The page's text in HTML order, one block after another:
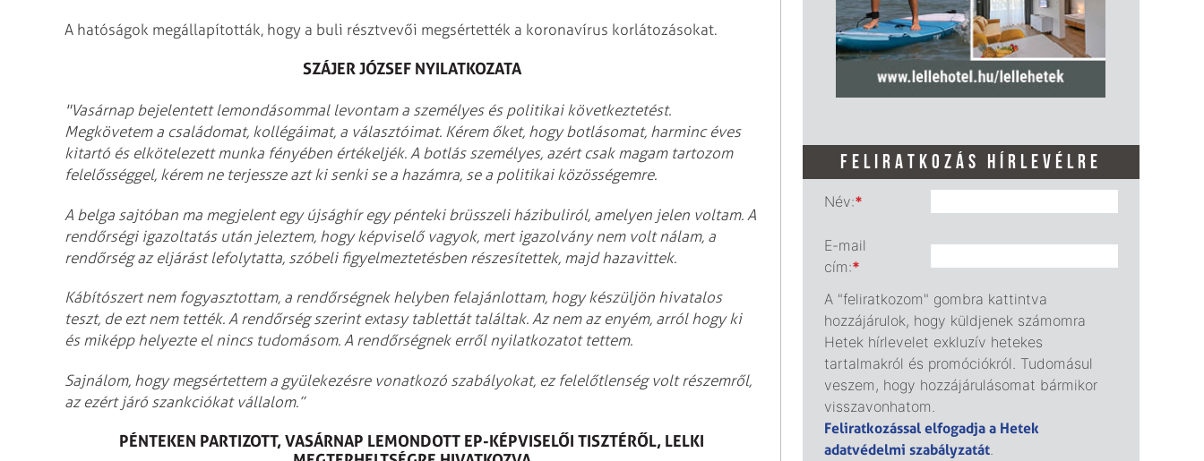
A hatóságok megállapították, hogy a buli résztvevői megsértették a koronavírus korlátozásokat.
SZÁJER JÓZSEF NYILATKOZATA
"Vasárnap bejelentett lemondásommal levontam a személyes és politikai következtetést.
Megkövetem a családomat, kollégáimat, a választóimat. Kérem őket, hogy botlásomat, harminc éves
kitartó és elkötelezett munka fényében értékeljék. A botlás személyes, azért csak magam tartozom
felelősséggel, kérem ne terjessze azt ki senki se a hazámra, se a politikai közösségemre.
A belga sajtóban ma megjelent egy újsághír egy pénteki brüsszeli házibuliról, amelyen jelen voltam. A
rendőrségi igazoltatás után jeleztem, hogy képviselő vagyok, mert igazolvány nem volt nálam, a
rendőrség az eljárást lefolytatta, szóbeli figyelmeztetésben részesítettek, majd hazavittek.
Kábítószert nem fogyasztottam, a rendőrségnek helyben felajánlottam, hogy készüljön hivatalos
teszt, de ezt nem tették. A rendőrség szerint extasy tablettát találtak. Az nem az enyém, arról hogy ki
és miképp helyezte el nincs tudomásom. A rendőrségnek erről nyilatkozatot tettem.
Sajnálom, hogy megsértettem a gyülekezésre vonatkozó szabályokat, ez felelőtlenség volt részemről,
az ezért járó szankciókat vállalom.”
PÉNTEKEN PARTIZOTT, VASÁRNAP LEMONDOTT EP-KÉPVISELŐI TISZTÉRŐL, LELKI
FELIRATKOZÁS HÍRLEVÉLRE
Név:*
E-mail
cím:*
A "feliratkozom" gombra kattintva
hozzájárulok, hogy küldjenek számomra
Hetek hírlevelet exkluzív hetekes
tartalmakról és promóciókról. Tudomásul
veszem, hogy hozzájárulásomat bármikor
visszavonhatom.
Feliratkozással elfogadja a Hetek
adatvédelmi szabályzatát